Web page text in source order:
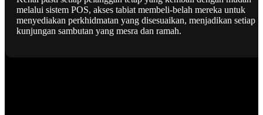
melalui sistem POS, akses tabiat membeli-belah mereka untuk
menyediakan perkhidmatan yang disesuaikan, menjadikan setiap
kunjungan sambutan yang mesra dan ramah.